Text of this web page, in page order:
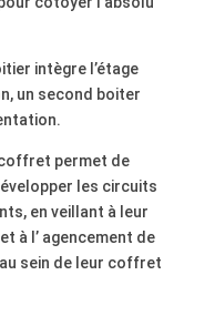
intègre l’étage
un second boiter
permet de
les circuits
en veillant à leur
à l’ agencement de
au sein de leur coffret